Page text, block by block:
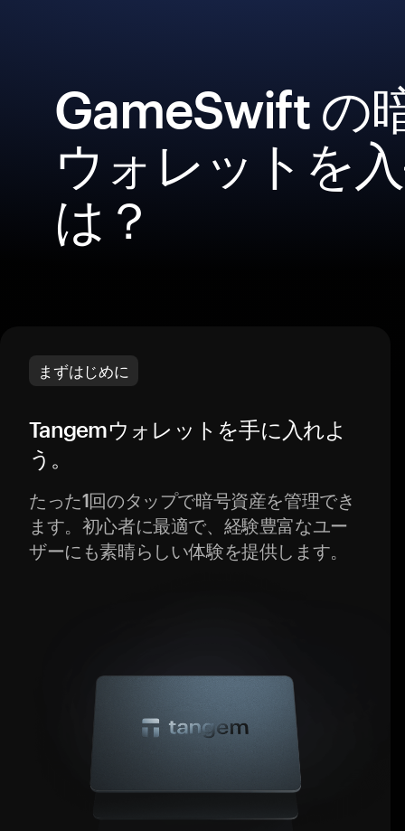
GameSwift の
ウォレットを
は？
まずはじめに
Tangemウォレットを手に入れよ
う。
たった1回のタップで暗号資産を管理でき
ます。初心者に最適で、経験豊富なユー
ザーにも素晴らしい体験を提供します。